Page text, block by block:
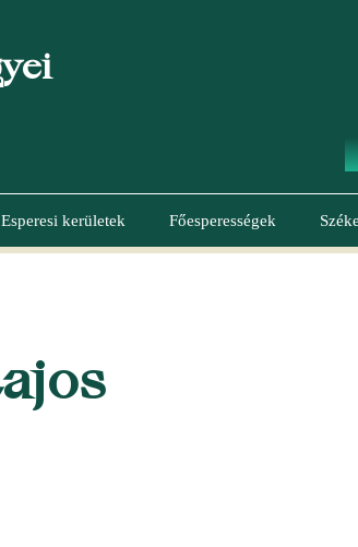
Esperesi kerületek Főesperességek